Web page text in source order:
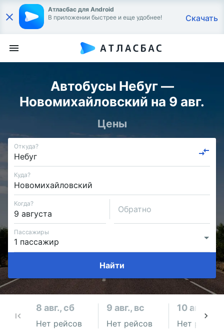
Атласбас для Android
В приложении быстрее и еще удобнее!
Скачать
Автобусы Небуг —
Новомихайловский на 9 авг.
Цены
Откуда?
Куда?
Когда?
Обратно
Пассажиры
Найти
8 авг., сб
Нет рейсов
9 авг., вс
Нет рейсов
10 авг., пн
Нет рейсов